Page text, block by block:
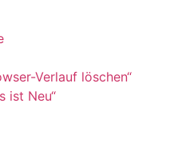
Verlauf löschen“
ist Neu“